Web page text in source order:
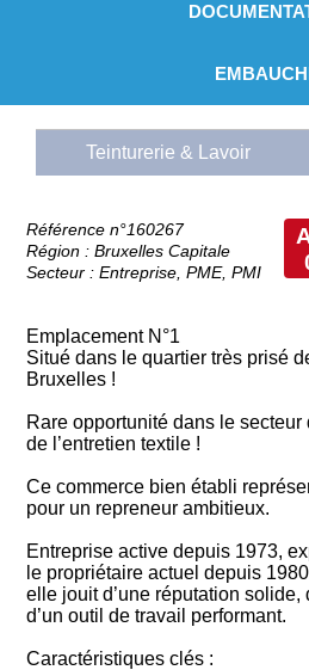
Teinturerie & Lavoir
Référence n°160267
Région : Bruxelles Capitale
Secteur : Entreprise, PME, PMI
Emplacement N°1
Situé dans le quartier très prisé
Bruxelles !
Rare opportunité dans le
de l’entretien textile !
Ce commerce bien établi
pour un repreneur ambitieux.
Entreprise active depuis 1973,
le propriétaire actuel depuis
elle jouit d’une réputation solide,
d’un outil de travail performant.
Caractéristiques clés :